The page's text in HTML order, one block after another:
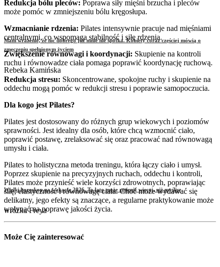
Mam wrażenie, że nic dobrego już mnie nie spotka. Kobiety coraz częściej mówią o
zmęczeniu spełnionym życiem
Rebeka Kamińska
Wielki horoskop na wakacje 2026. To lato może zmienić więcej, niż myślisz
wróżka Freya
Redukcja bólu pleców: Poprawa siły mięśni brzucha i pleców
może pomóc w zmniejszeniu bólu kręgosłupa.
Wzmacnianie rdzenia: Pilates intensywnie pracuje nad mięśniami
centralnymi, co wspomaga stabilność i siłę rdzenia.
Zwiększenie równowagi i koordynacji: Skupienie na kontroli
ruchu i równowadze ciała pomaga poprawić koordynację ruchową.
Redukcja stresu: Skoncentrowane, spokojne ruchy i skupienie na
oddechu mogą pomóc w redukcji stresu i poprawie samopoczucia.
Dla kogo jest Pilates?
Pilates jest dostosowany do różnych grup wiekowych i poziomów
sprawności. Jest idealny dla osób, które chcą wzmocnić ciało,
poprawić postawę, zrelaksować się oraz pracować nad równowagą
umysłu i ciała.
Pilates to holistyczna metoda treningu, która łączy ciało i umysł.
Poprzez skupienie na precyzyjnych ruchach, oddechu i kontroli,
Pilates może przynieść wiele korzyści zdrowotnych, poprawiając
siłę, elastyczność i równowagę ciała. Choć może wydawać się
delikatny, jego efekty są znaczące, a regularne praktykowanie może
wpłynąć na poprawę jakości życia.
Może Cię zainteresować